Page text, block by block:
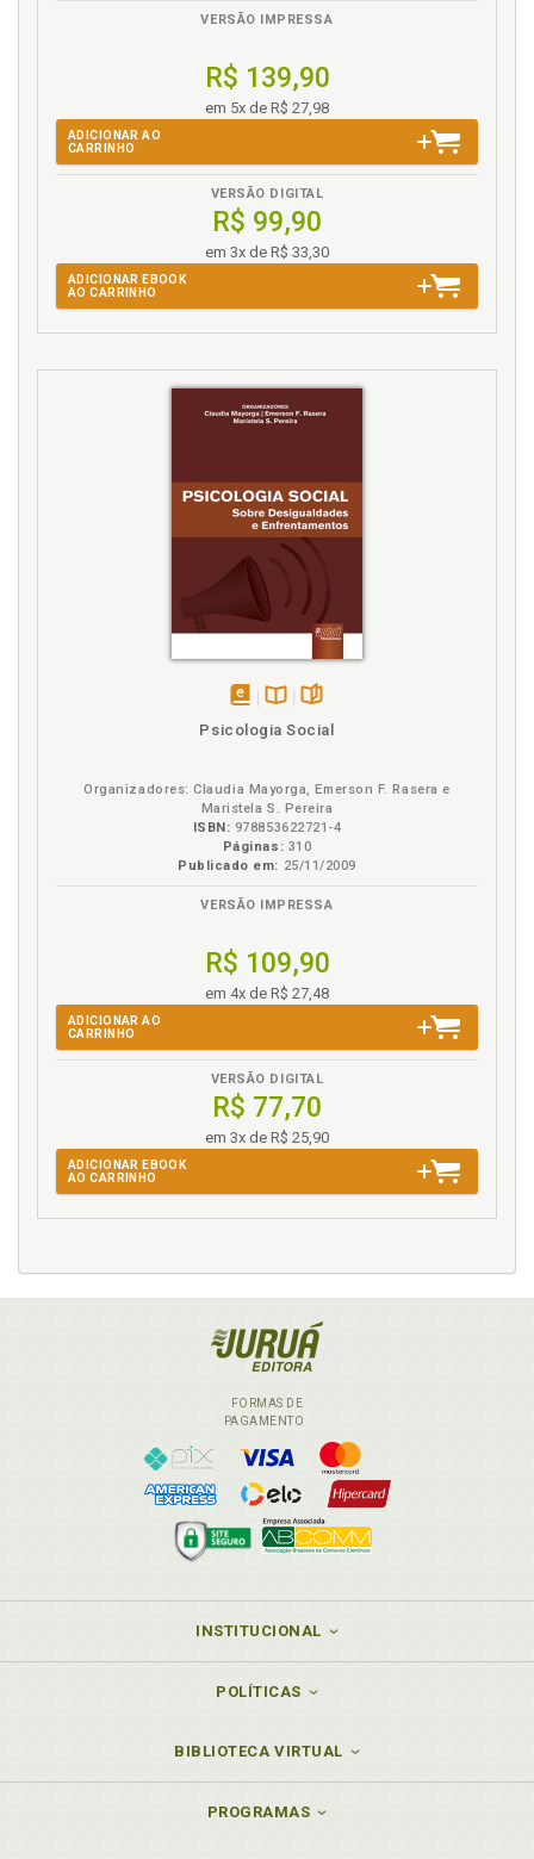
VERSÃO IMPRESSA
R$ 139,90
em 5x de R$ 27,98
ADICIONAR AO
CARRINHO
VERSÃO DIGITAL
R$ 99,90
em 3x de R$ 33,30
ADICIONAR EBOOK
AO CARRINHO
na
Psicologia Social
Organizadores: Claudia Mayorga, Emerson F. Rasera e
Maristela S. Pereira
ISBN: 978853622721-4
Páginas: 310
Publicado em: 25/11/2009
VERSÃO IMPRESSA
R$ 109,90
em 4x de R$ 27,48
ADICIONAR AO
CARRINHO
VERSÃO DIGITAL
R$ 77,70
em 3x de R$ 25,90
ADICIONAR EBOOK
AO CARRINHO
FORMAS DE
PAGAMENTO
INSTITUCIONAL
POLÍTICAS
BIBLIOTECA VIRTUAL
PROGRAMAS